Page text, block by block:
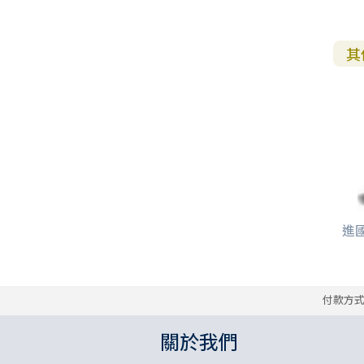
進
付款方
關於我們